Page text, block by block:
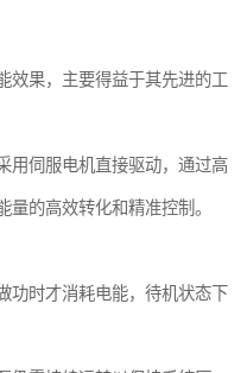
效果，主要得益于其先进的工
用伺服电机直接驱动，通过高
的高效转化和精准控制。
功时才消耗电能，待机状态下